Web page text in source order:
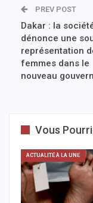
PREV POST
Dakar : la
dénonce une
représentation
femmes dans le
nouveau
Vous
ACTUALITÉ À LA UNE